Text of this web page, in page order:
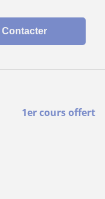
Contacter
1er cours offert